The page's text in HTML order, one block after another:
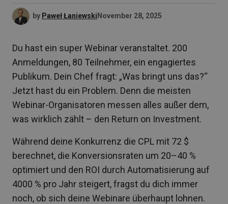
by Paweł Łaniewski November 28, 2025
Du hast ein super Webinar veranstaltet. 200
Anmeldungen, 80 Teilnehmer, ein engagiertes
Publikum. Dein Chef fragt: „Was bringt uns das?“
Jetzt hast du ein Problem. Denn die meisten
Webinar-Organisatoren messen alles außer dem,
was wirklich zählt – den Return on Investment.
Während deine Konkurrenz die CPL mit 72 $
berechnet, die Konversionsraten um 20–40 %
optimiert und den ROI durch Automatisierung auf
4000 % pro Jahr steigert, fragst du dich immer
noch, ob sich deine Webinare überhaupt lohnen.